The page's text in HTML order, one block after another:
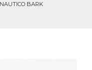
BARK